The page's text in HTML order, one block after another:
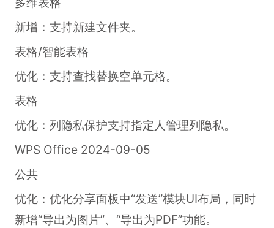
新增：支持新建文件夹。
表格/智能表格
优化：支持查找替换空单元格。
表格
优化：列隐私保护支持指定人管理列隐私。
WPS Office 2024-09-05
公共
优化：优化分享面板中“发送”模块UI布局，同时
新增“导出为图片”、“导出为PDF”功能。